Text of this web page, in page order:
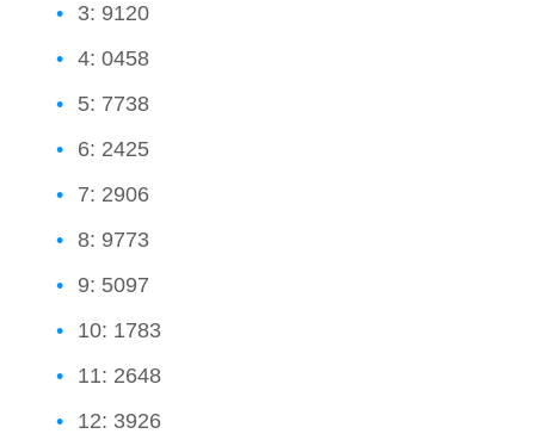
3: 9120
4: 0458
5: 7738
6: 2425
7: 2906
8: 9773
9: 5097
10: 1783
11: 2648
12: 3926